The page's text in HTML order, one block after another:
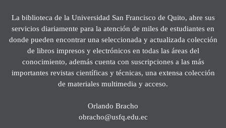
La biblioteca de la Universidad San Francisco de Quito, abre sus
servicios diariamente para la atención de miles de estudiantes en
donde pueden encontrar una seleccionada y actualizada colección
de libros impresos y electrónicos en todas las áreas del
conocimiento, además cuenta con suscripciones a las más
importantes revistas científicas y técnicas, una extensa colección
de materiales multimedia y acceso.
Orlando Bracho
obracho@usfq.edu.ec